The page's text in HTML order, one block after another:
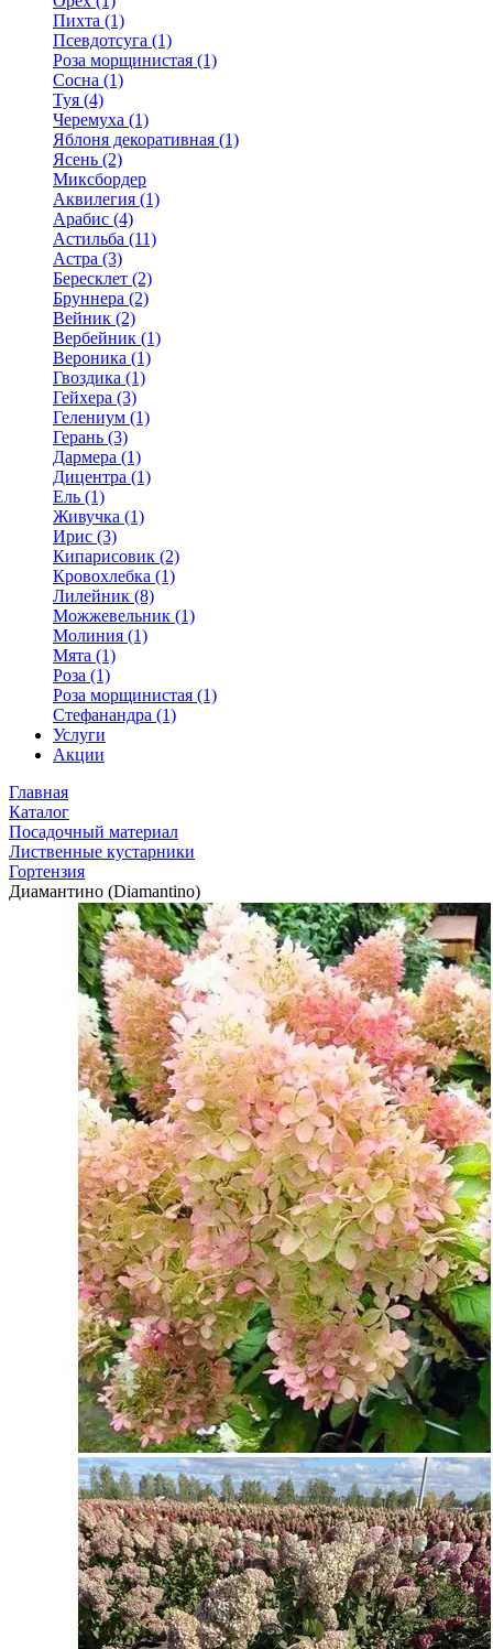
Пихта (1)
Псевдотсуга (1)
Роза морщинистая (1)
Сосна (1)
Туя (4)
Черемуха (1)
Яблоня декоративная (1)
Ясень (2)
Миксбордер
Аквилегия (1)
Арабис (4)
Астильба (11)
Астра (3)
Бересклет (2)
Бруннера (2)
Вейник (2)
Вербейник (1)
Вероника (1)
Гвоздика (1)
Гейхера (3)
Гелениум (1)
Герань (3)
Дармера (1)
Дицентра (1)
Ель (1)
Живучка (1)
Ирис (3)
Кипарисовик (2)
Кровохлебка (1)
Лилейник (8)
Можжевельник (1)
Молиния (1)
Мята (1)
Роза (1)
Роза морщинистая (1)
Стефанандра (1)
Услуги
Акции
Главная
Каталог
Посадочный материал
Лиственные кустарники
Гортензия
Диамантино (Diamantino)